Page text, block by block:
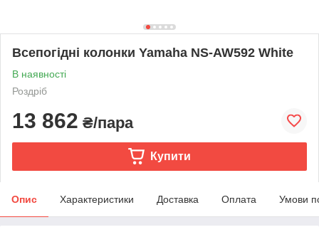
Всепогідні колонки Yamaha NS-AW592 White
В наявності
Роздріб
13 862 ₴/пара
Купити
Опис Характеристики Доставка Оплата Умови